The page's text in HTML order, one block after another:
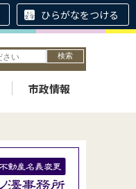
ひらがなをつける
市政情報